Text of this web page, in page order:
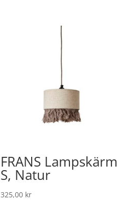
FRANS Lampskärm
S, Natur
325,00 kr